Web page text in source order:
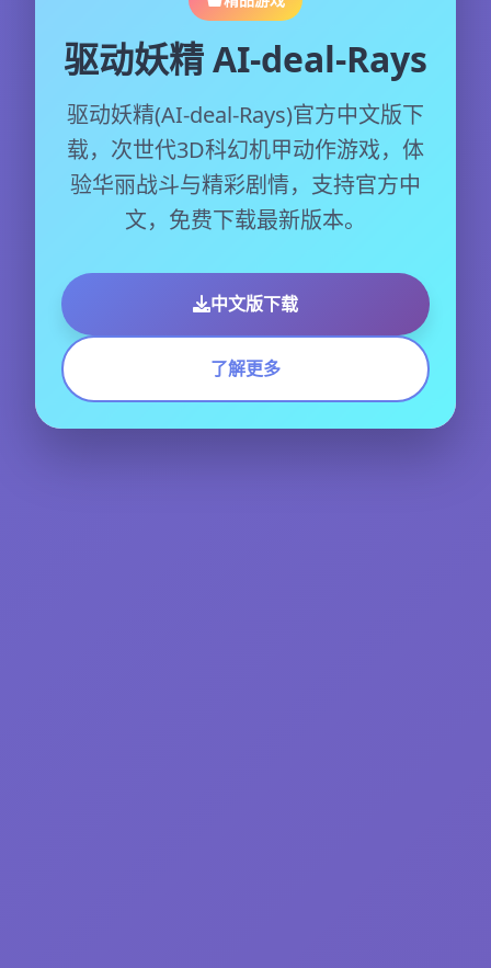
驱动妖精 AI-deal-Rays
驱动妖精(AI-deal-Rays)官方中文版下
载，次世代3D科幻机甲动作游戏，体
验华丽战斗与精彩剧情，支持官方中
文，免费下载最新版本。
中文版下载
了解更多